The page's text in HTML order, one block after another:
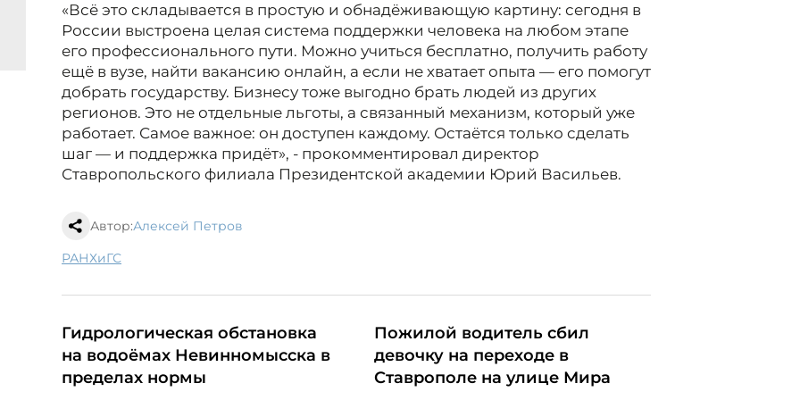
«Всё это складывается в простую и обнадёживающую картину: сегодня в
России выстроена целая система поддержки человека на любом этапе
его профессионального пути. Можно учиться бесплатно, получить работу
ещё в вузе, найти вакансию онлайн, а если не хватает опыта — его помогут
добрать государству. Бизнесу тоже выгодно брать людей из других
регионов. Это не отдельные льготы, а связанный механизм, который уже
работает. Самое важное: он доступен каждому. Остаётся только сделать
шаг — и поддержка придёт», - прокомментировал директор
Ставропольского филиала Президентской академии Юрий Васильев.
Автор:Алексей Петров
РАНХиГС
Гидрологическая обстановка
на водоёмах Невинномысска в
пределах нормы
Пожилой водитель сбил
девочку на переходе в
Ставрополе на улице Мира